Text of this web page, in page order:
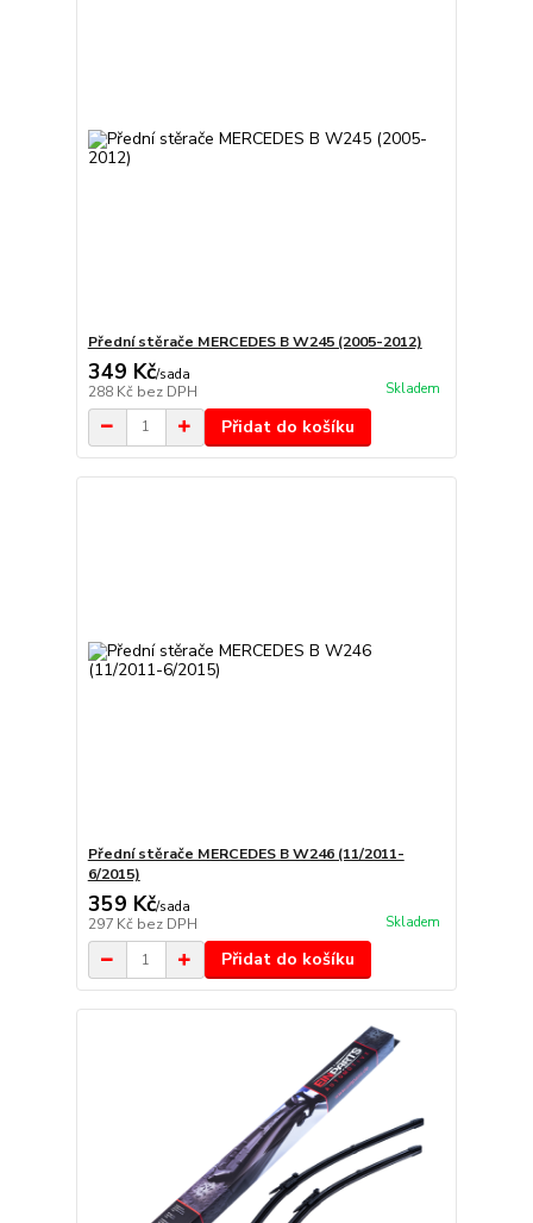
Přední stěrače MERCEDES B W245 (2005-2012)
349 Kč/sada
288 Kč bez DPH Skladem
Přidat do košíku
Přední stěrače MERCEDES B W246 (11/2011-
6/2015)
359 Kč/sada
297 Kč bez DPH Skladem
Přidat do košíku